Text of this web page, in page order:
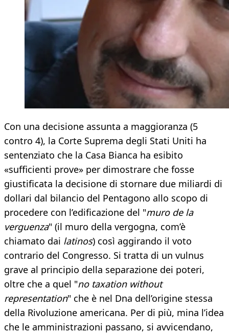
Con una decisione assunta a maggioranza (5
contro 4), la Corte Suprema degli Stati Uniti ha
sentenziato che la Casa Bianca ha esibito
«sufficienti prove» per dimostrare che fosse
giustificata la decisione di stornare due miliardi di
dollari dal bilancio del Pentagono allo scopo di
procedere con l’edificazione del "muro de la
verguenza" (il muro della vergogna, com’è
chiamato dai latinos) così aggirando il voto
contrario del Congresso. Si tratta di un vulnus
grave al principio della separazione dei poteri,
oltre che a quel "no taxation without
representation" che è nel Dna dell’origine stessa
della Rivoluzione americana. Per di più, mina l’idea
che le amministrazioni passano, si avvicendano,